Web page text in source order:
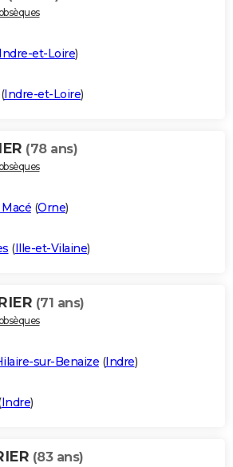
et-Loire)
(Indre-et-Loire)
(78 ans)
(Orne)
(Ille-et-Vilaine)
(71 ans)
sur-Benaize (Indre)
Indre)
(83 ans)